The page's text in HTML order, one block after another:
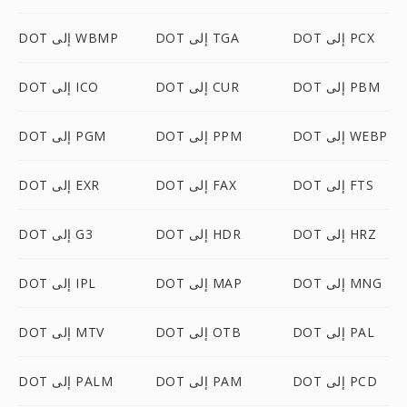
DOT إلى WBMP DOT إلى TGA DOT إلى PCX
DOT إلى ICO DOT إلى CUR DOT إلى PBM
DOT إلى PGM DOT إلى PPM DOT إلى WEBP
DOT إلى EXR DOT إلى FAX DOT إلى FTS
DOT إلى G3 DOT إلى HDR DOT إلى HRZ
DOT إلى IPL DOT إلى MAP DOT إلى MNG
DOT إلى MTV DOT إلى OTB DOT إلى PAL
DOT إلى PALM DOT إلى PAM DOT إلى PCD